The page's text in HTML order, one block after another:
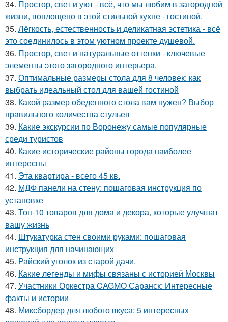
34. Простор, свет и уют - всё, что мы любим в загородной
жизни, воплощено в этой стильной кухне - гостиной.
35. Лёгкость, естественность и деликатная эстетика - всё
это соединилось в этом уютном проекте душевой.
36. Простор, свет и натуральные оттенки - ключевые
элементы этого загородного интерьера.
37. Оптимальные размеры стола для 8 человек: как
выбрать идеальный стол для вашей гостиной
38. Какой размер обеденного стола вам нужен? Выбор
правильного количества стульев
39. Какие экскурсии по Воронежу самые популярные
среди туристов
40. Какие исторические районы города наиболее
интересны
41. Эта квартира - всего 45 кв.
42. МДФ панели на стену: пошаговая инструкция по
установке
43. Топ-10 товаров для дома и декора, которые улучшат
вашу жизнь
44. Штукатурка стен своими руками: пошаговая
инструкция для начинающих
45. Райский уголок из старой дачи.
46. Какие легенды и мифы связаны с историей Москвы
47. Участники Оркестра CAGMO Саранск: Интересные
факты и истории
48. Миксбордер для любого вкуса: 5 интересных